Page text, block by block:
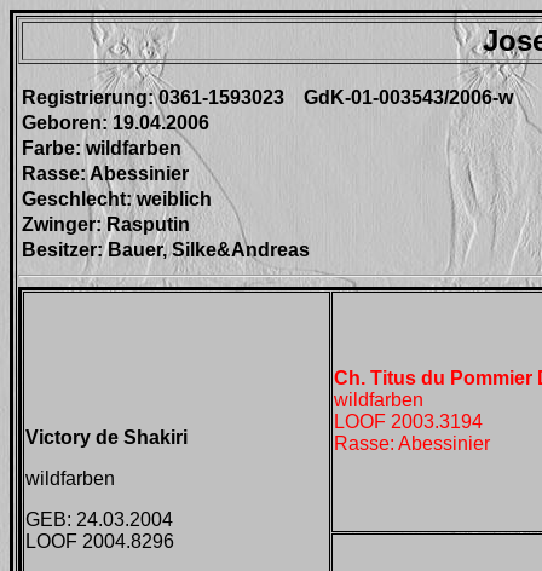
Registrierung: 0361-1593023 GdK-01-003543/2006-w
Geboren: 19.04.2006
Farbe: wildfarben
Rasse: Abessinier
Geschlecht: weiblich
Zwinger: Rasputin
Besitzer: Bauer, Silke&Andreas
Victory de Shakiri
wildfarben
GEB: 24.03.2004
LOOF 2004.8296
Ch. Titus du Pommier
wildfarben
LOOF 2003.3194
Rasse: Abessinier